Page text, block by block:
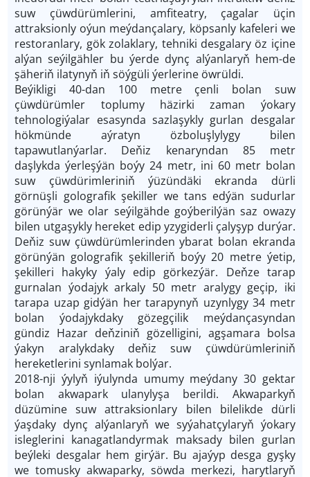
suw çüwdürümlerini, amfiteatry, çagalar üçin
attraksionly oýun meýdançalary, köpsanly kafeleri we
restoranlary, gök zolaklary, tehniki desgalary öz içine
alýan seýilgähler bu ýerde dynç alýanlaryň hem-de
şäheriň ilatynyň iň söýgüli ýerlerine öwrüldi.
Beýikligi 40-dan 100 metre çenli bolan suw
çüwdürümler toplumy häzirki zaman ýokary
tehnologiýalar esasynda sazlaşykly gurlan desgalar
hökmünde aýratyn özboluşlylygy bilen
tapawutlanýarlar. Deňiz kenaryndan 85 metr
daşlykda ýerleşýän boýy 24 metr, ini 60 metr bolan
suw çüwdürimleriniň ýüzündäki ekranda dürli
görnüşli golografik şekiller we tans edýän sudurlar
görünýär we olar seýilgähde goýberilýän saz owazy
bilen utgaşykly hereket edip yzygiderli çalyşyp durýar.
Deňiz suw çüwdürümlerinden ybarat bolan ekranda
görünýän golografik şekilleriň boýy 20 metre ýetip,
şekilleri hakyky ýaly edip görkezýär. Deňze tarap
gurnalan ýodajyk arkaly 50 metr aralygy geçip, iki
tarapa uzap gidýän her tarapynyň uzynlygy 34 metr
bolan ýodajykdaky gözegçilik meýdançasyndan
gündiz Hazar deňziniň gözelligini, agşamara bolsa
ýakyn aralykdaky deňiz suw çüwdürümleriniň
hereketlerini synlamak bolýar.
2018-nji ýylyň iýulynda umumy meýdany 30 gektar
bolan akwapark ulanylyşa berildi. Akwaparkyň
düzümine suw attraksionlary bilen bilelikde dürli
ýaşdaky dynç alýanlaryň we syýahatçylaryň ýokary
isleglerini kanagatlandyrmak maksady bilen gurlan
beýleki desgalar hem girýär. Bu ajaýyp desga gyşky
we tomusky akwaparky, söwda merkezi, harytlaryň